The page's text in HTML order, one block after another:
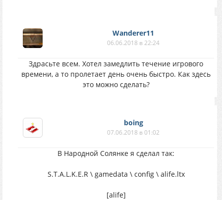
Wanderer11
06.06.2018 в 22:24
Здрасьте всем. Хотел замедлить течение игрового
времени, а то пролетает день очень быстро. Как здесь
это можно сделать?
boing
07.06.2018 в 01:02
В Народной Солянке я сделал так:
S.T.A.L.K.E.R \ gamedata \ config \ alife.ltx
[alife]